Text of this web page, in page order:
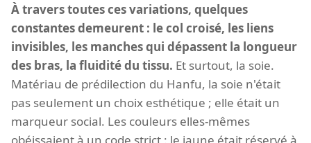
À travers toutes ces variations, quelques
constantes demeurent : le col croisé, les liens
invisibles, les manches qui dépassent la longueur
des bras, la fluidité du tissu. Et surtout, la soie.
Matériau de prédilection du Hanfu, la soie n'était
pas seulement un choix esthétique ; elle était un
marqueur social. Les couleurs elles-mêmes
obéissaient à un code strict : le jaune était réservé à